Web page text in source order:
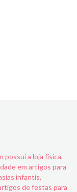
possui a loja física,
em artigos para
infantis,
de festas para